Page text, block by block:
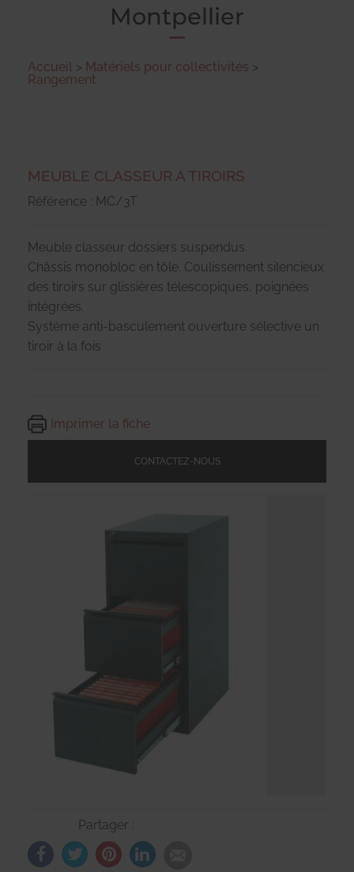
Montpellier
Accueil > Matériels pour collectivités >
Rangement
MEUBLE CLASSEUR A TIROIRS
Référence : MC/3T
Meuble classeur dossiers suspendus.
Châssis monobloc en tôle. Coulissement silencieux
des tiroirs sur glissières télescopiques, poignées
intégrées.
Système anti-basculement ouverture sélective un
tiroir à la fois
Imprimer la fiche
CONTACTEZ-NOUS
Partager :